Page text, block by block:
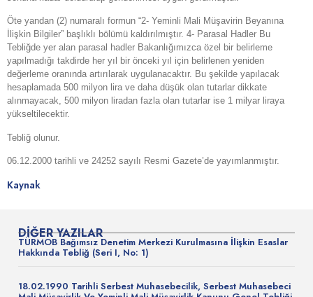
DIĞER YAZILAR
TÜRMOB Bağımsız Denetim Merkezi Kurulmasına İlişkin Esaslar
Hakkında Tebliğ (Seri I, No: 1)
18.02.1990 Tarihli Serbest Muhasebecilik, Serbest Muhasebeci
Öte yandan (2) numaralı formun “2- Yeminli Mali Müşavirin Beyanına
İlişkin Bilgiler” başlıklı bölümü kaldırılmıştır. 4- Parasal Hadler Bu
Tebliğde yer alan parasal hadler Bakanlığımızca özel bir belirleme
yapılmadığı takdirde her yıl bir önceki yıl için belirlenen yeniden
değerleme oranında artırılarak uygulanacaktır. Bu şekilde yapılacak
hesaplamada 500 milyon lira ve daha düşük olan tutarlar dikkate
alınmayacak, 500 milyon liradan fazla olan tutarlar ise 1 milyar liraya
yükseltilecektir.
Tebliğ olunur.
06.12.2000 tarihli ve 24252 sayılı Resmi Gazete’de yayımlanmıştır.
Kaynak